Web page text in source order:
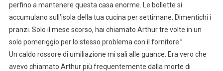
perfino a mantenere questa casa enorme. Le bollette si
accumulano sull’isola della tua cucina per settimane. Dimentichi i
pranzi. Solo il mese scorso, hai chiamato Arthur tre volte in un
solo pomeriggio per lo stesso problema con il fornitore.”
Un caldo rossore di umiliazione mi salì alle guance. Era vero che
avevo chiamato Arthur più frequentemente dalla morte di